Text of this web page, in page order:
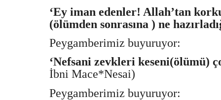
‘Ey iman edenler! Allah’tan
(ölümden sonrasına ) ne
Peygamberimiz buyuruyor:
‘Nefsani zevkleri keseni(ölümü)
İbni Mace*Nesai)
Peygamberimiz buyuruyor: